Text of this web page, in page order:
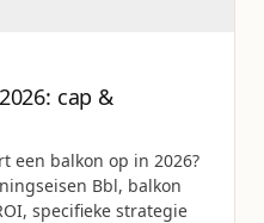
cap &
een balkon op in 2026?
Bbl, balkon
specifieke strategie